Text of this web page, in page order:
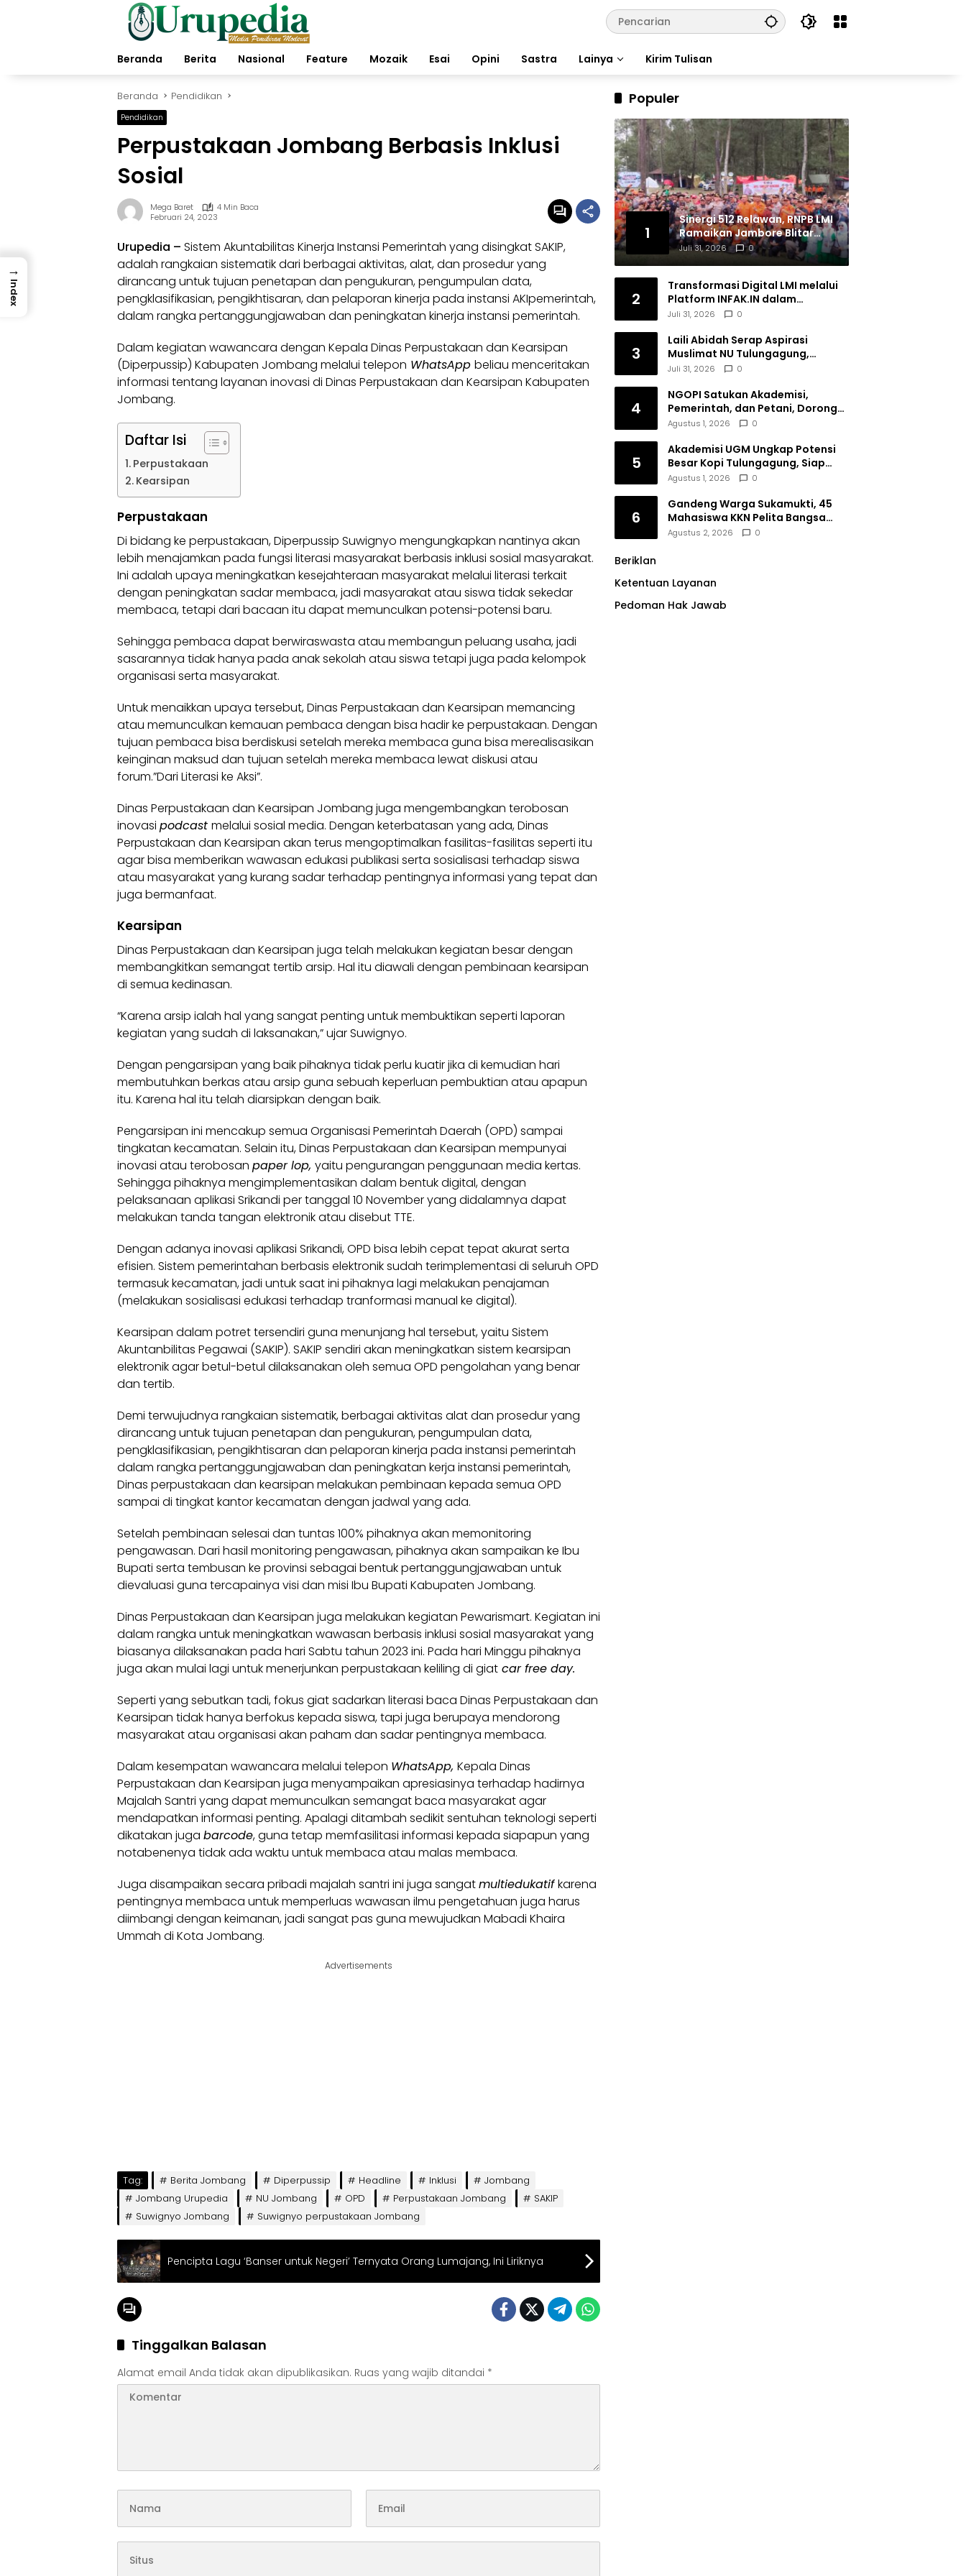
Beranda
Berita Nasional Feature Mozaik Esai Opini Sastra Lainya Kirim Tulisan
Beranda Pendidikan
Pendidikan
Perpustakaan Jombang Berbasis Inklusi
Sosial
Mega Baret
4 Min Baca
Februari 24, 2023
Urupedia – Sistem Akuntabilitas Kinerja Instansi Pemerintah yang disingkat SAKIP,
adalah rangkaian sistematik dari berbagai aktivitas, alat, dan prosedur yang
dirancang untuk tujuan penetapan dan pengukuran, pengumpulan data,
pengklasifikasian, pengikhtisaran, dan pelaporan kinerja pada instansi AKIpemerintah,
dalam rangka pertanggungjawaban dan peningkatan kinerja instansi pemerintah.
Dalam kegiatan wawancara dengan Kepala Dinas Perpustakaan dan Kearsipan
(Diperpussip) Kabupaten Jombang melalui telepon WhatsApp beliau menceritakan
informasi tentang layanan inovasi di Dinas Perpustakaan dan Kearsipan Kabupaten
Jombang.
Daftar Isi
Perpustakaan
Kearsipan
Perpustakaan
Di bidang ke perpustakaan, Diperpussip Suwignyo mengungkapkan nantinya akan
lebih menajamkan pada fungsi literasi masyarakat berbasis inklusi sosial masyarakat.
Ini adalah upaya meningkatkan kesejahteraan masyarakat melalui literasi terkait
dengan peningkatan sadar membaca, jadi masyarakat atau siswa tidak sekedar
membaca, tetapi dari bacaan itu dapat memunculkan potensi-potensi baru.
Sehingga pembaca dapat berwiraswasta atau membangun peluang usaha, jadi
sasarannya tidak hanya pada anak sekolah atau siswa tetapi juga pada kelompok
organisasi serta masyarakat.
Untuk menaikkan upaya tersebut, Dinas Perpustakaan dan Kearsipan memancing
atau memunculkan kemauan pembaca dengan bisa hadir ke perpustakaan. Dengan
tujuan pembaca bisa berdiskusi setelah mereka membaca guna bisa merealisasikan
keinginan maksud dan tujuan setelah mereka membaca lewat diskusi atau
forum.”Dari Literasi ke Aksi”.
Dinas Perpustakaan dan Kearsipan Jombang juga mengembangkan terobosan
inovasi podcast melalui sosial media. Dengan keterbatasan yang ada, Dinas
Perpustakaan dan Kearsipan akan terus mengoptimalkan fasilitas-fasilitas seperti itu
agar bisa memberikan wawasan edukasi publikasi serta sosialisasi terhadap siswa
atau masyarakat yang kurang sadar terhadap pentingnya informasi yang tepat dan
juga bermanfaat.
Kearsipan
Dinas Perpustakaan dan Kearsipan juga telah melakukan kegiatan besar dengan
membangkitkan semangat tertib arsip. Hal itu diawali dengan pembinaan kearsipan
di semua kedinasan.
“Karena arsip ialah hal yang sangat penting untuk membuktikan seperti laporan
kegiatan yang sudah di laksanakan,” ujar Suwignyo.
Dengan pengarsipan yang baik pihaknya tidak perlu kuatir jika di kemudian hari
membutuhkan berkas atau arsip guna sebuah keperluan pembuktian atau apapun
itu. Karena hal itu telah diarsipkan dengan baik.
Pengarsipan ini mencakup semua Organisasi Pemerintah Daerah (OPD) sampai
tingkatan kecamatan. Selain itu, Dinas Perpustakaan dan Kearsipan mempunyai
inovasi atau terobosan paper lop, yaitu pengurangan penggunaan media kertas.
Sehingga pihaknya mengimplementasikan dalam bentuk digital, dengan
pelaksanaan aplikasi Srikandi per tanggal 10 November yang didalamnya dapat
melakukan tanda tangan elektronik atau disebut TTE.
Dengan adanya inovasi aplikasi Srikandi, OPD bisa lebih cepat tepat akurat serta
efisien. Sistem pemerintahan berbasis elektronik sudah terimplementasi di seluruh OPD
termasuk kecamatan, jadi untuk saat ini pihaknya lagi melakukan penajaman
(melakukan sosialisasi edukasi terhadap tranformasi manual ke digital).
Kearsipan dalam potret tersendiri guna menunjang hal tersebut, yaitu Sistem
Akuntanbilitas Pegawai (SAKIP). SAKIP sendiri akan meningkatkan sistem kearsipan
elektronik agar betul-betul dilaksanakan oleh semua OPD pengolahan yang benar
dan tertib.
Demi terwujudnya rangkaian sistematik, berbagai aktivitas alat dan prosedur yang
dirancang untuk tujuan penetapan dan pengukuran, pengumpulan data,
pengklasifikasian, pengikhtisaran dan pelaporan kinerja pada instansi pemerintah
dalam rangka pertanggungjawaban dan peningkatan kerja instansi pemerintah,
Dinas perpustakaan dan kearsipan melakukan pembinaan kepada semua OPD
sampai di tingkat kantor kecamatan dengan jadwal yang ada.
Setelah pembinaan selesai dan tuntas 100% pihaknya akan memonitoring
pengawasan. Dari hasil monitoring pengawasan, pihaknya akan sampaikan ke Ibu
Bupati serta tembusan ke provinsi sebagai bentuk pertanggungjawaban untuk
dievaluasi guna tercapainya visi dan misi Ibu Bupati Kabupaten Jombang.
Dinas Perpustakaan dan Kearsipan juga melakukan kegiatan Pewarismart. Kegiatan ini
dalam rangka untuk meningkatkan wawasan berbasis inklusi sosial masyarakat yang
biasanya dilaksanakan pada hari Sabtu tahun 2023 ini. Pada hari Minggu pihaknya
juga akan mulai lagi untuk menerjunkan perpustakaan keliling di giat car free day.
Seperti yang sebutkan tadi, fokus giat sadarkan literasi baca Dinas Perpustakaan dan
Kearsipan tidak hanya berfokus kepada siswa, tapi juga berupaya mendorong
masyarakat atau organisasi akan paham dan sadar pentingnya membaca.
Dalam kesempatan wawancara melalui telepon WhatsApp, Kepala Dinas
Perpustakaan dan Kearsipan juga menyampaikan apresiasinya terhadap hadirnya
Majalah Santri yang dapat memunculkan semangat baca masyarakat agar
mendapatkan informasi penting. Apalagi ditambah sedikit sentuhan teknologi seperti
dikatakan juga barcode, guna tetap memfasilitasi informasi kepada siapapun yang
notabenenya tidak ada waktu untuk membaca atau malas membaca.
Juga disampaikan secara pribadi majalah santri ini juga sangatmultiedukatifkarena
pentingnya membaca untuk memperluas wawasan ilmu pengetahuan juga harus
diimbangi dengan keimanan, jadi sangat pas guna mewujudkan Mabadi Khaira
Ummah di Kota Jombang.
Advertisements
Tag: Berita Jombang Diperpussip Headline Inklusi
Jombang
Jombang Urupedia
NU Jombang OPD Perpustakaan Jombang
SAKIP
Suwignyo Jombang
Suwignyo perpustakaan Jombang
Pencipta Lagu ‘Banser untuk Negeri’ Ternyata Orang Lumajang, Ini Liriknya
Tinggalkan Balasan
Alamat email Anda tidak akan dipublikasikan. Ruas yang wajib ditandai *
Populer
1
Sinergi 512 Relawan, RNPB LMI
Ramaikan Jambore Blitar
Raya 2026
Juli 31, 2026 0
2
Transformasi Digital LMI melalui
Platform INFAK.IN dalam
Meningkatkan Penghimpunan
Juli 31, 2026 0
3
Laili Abidah Serap Aspirasi
Muslimat NU Tulungagung,
Dorong Penguatan Peran
Juli 31, 2026 0
4
NGOPI Satukan Akademisi,
Pemerintah, dan Petani, Dorong
Konservasi Hutan serta Daya
Agustus 1, 2026 0
5
Akademisi UGM Ungkap Potensi
Besar Kopi Tulungagung, Siap
Bersaing di Pasar Nasional hingga
Agustus 1, 2026 0
6
Gandeng Warga Sukamukti, 45
Mahasiswa KKN Pelita Bangsa
Bersihkan Drainase Desa
Agustus 2, 2026 0
Beriklan
Ketentuan Layanan
Pedoman Hak Jawab
→
Index